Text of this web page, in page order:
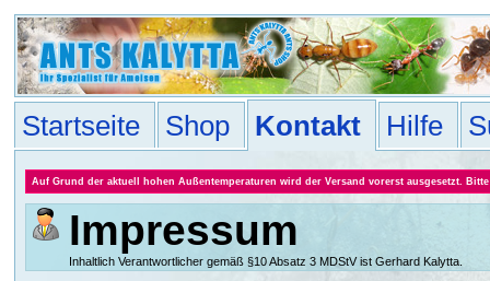
Startseite Shop Kontakt Hilfe
Auf Grund der aktuell hohen Außentemperaturen wird der Versand vorerst ausgesetzt.
Impressum
Inhaltlich Verantwortlicher gemäß §10 Absatz 3 MDStV ist Gerhard Kalytta.